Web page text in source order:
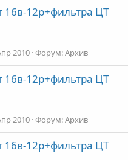
16в-12р+фильтра ЦТ
2010 Форум:Архив
16в-12р+фильтра ЦТ
2010 Форум:Архив
16в-12р+фильтра ЦТ